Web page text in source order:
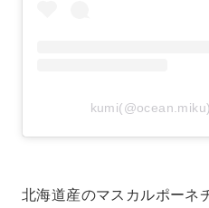
北海道産のマスカルポーネ